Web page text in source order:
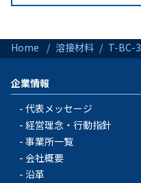
Home 溶接材料 T-BC-3
企業情報
代表メッセージ
経営理念・行動指針
事業所一覧
会社概要
沿革